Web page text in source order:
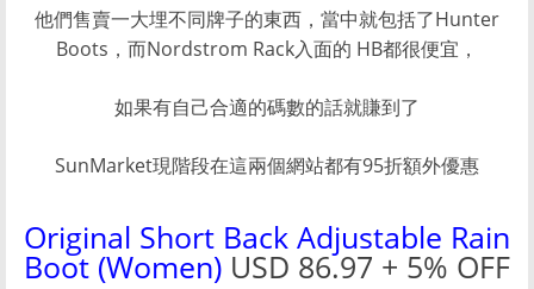
他們售賣一大埋不同牌子的東西，當中就包括了Hunter
Boots，而Nordstrom Rack入面的 HB都很便宜，
如果有自己合適的碼數的話就賺到了
SunMarket現階段在這兩個網站都有95折額外優惠
Original Short Back Adjustable Rain
Boot (Women) USD 86.97 + 5% OFF